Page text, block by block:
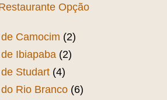
Opção
Camocim (2)
Ibiapaba (2)
Studart (4)
Rio Branco (6)